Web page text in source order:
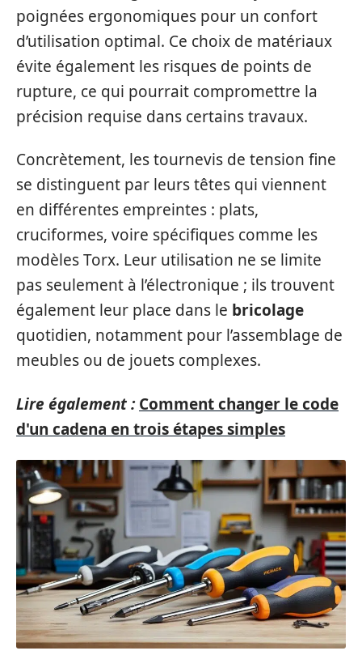
poignées ergonomiques pour un confort
d’utilisation optimal. Ce choix de matériaux
évite également les risques de points de
rupture, ce qui pourrait compromettre la
précision requise dans certains travaux.
Concrètement, les tournevis de tension fine
se distinguent par leurs têtes qui viennent
en différentes empreintes : plats,
cruciformes, voire spécifiques comme les
modèles Torx. Leur utilisation ne se limite
pas seulement à l’électronique ; ils trouvent
également leur place dans le bricolage
quotidien, notamment pour l’assemblage de
meubles ou de jouets complexes.
Lire également : Comment changer le code
d'un cadena en trois étapes simples